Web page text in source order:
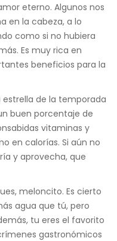
eterno. Algunos nos
en la cabeza, a lo
como si no hubiera
Es muy rica en
beneficios para la
de la temporada
buen porcentaje de
vitaminas y
en calorías. Si aún no
y aprovecha, que
meloncito. Es cierto
agua que tú, pero
tu eres el favorito
gastronómicos